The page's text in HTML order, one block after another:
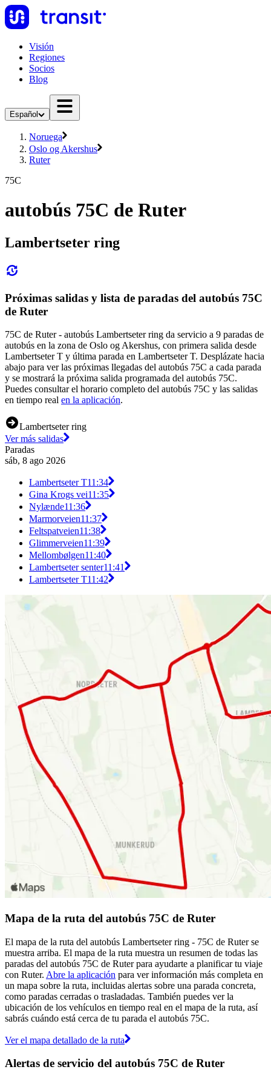
Visión
Regiones
Socios
Blog
Español
Noruega
Oslo og Akershus
Ruter
75C
autobús 75C de Ruter
Lambertseter ring
Próximas salidas y lista de paradas del autobús 75C
de Ruter
75C de Ruter - autobús Lambertseter ring da servicio a 9 paradas de
autobús en la zona de Oslo og Akershus, con primera salida desde
Lambertseter T y última parada en Lambertseter T. Desplázate hacia
abajo para ver las próximas llegadas del autobús 75C a cada parada
y se mostrará la próxima salida programada del autobús 75C.
Puedes consultar el horario completo del autobús 75C y las salidas
en tiempo real en la aplicación.
Lambertseter ring
Ver más salidas
Paradas
sáb, 8 ago 2026
Lambertseter T11:34
Gina Krogs vei11:35
Nylænde11:36
Marmorveien11:37
Feltspatveien11:38
Glimmerveien11:39
Mellombølgen11:40
Lambertseter senter11:41
Lambertseter T11:42
Mapa de la ruta del autobús 75C de Ruter
El mapa de la ruta del autobús Lambertseter ring - 75C de Ruter se
muestra arriba. El mapa de la ruta muestra un resumen de todas las
paradas del autobús 75C de Ruter para ayudarte a planificar tu viaje
con Ruter. Abre la aplicación para ver información más completa en
un mapa sobre la ruta, incluidas alertas sobre una parada concreta,
como paradas cerradas o trasladadas. También puedes ver la
ubicación de los vehículos en tiempo real en el mapa de la ruta, así
sabrás cuándo está cerca de tu parada el autobús 75C.
Ver el mapa detallado de la ruta
Alertas de servicio del autobús 75C de Ruter